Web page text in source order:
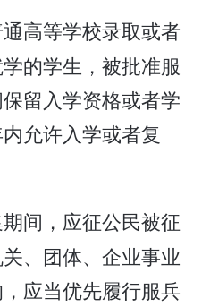
高等学校录取或者
的学生，被批准服
留入学资格或者学
允许入学或者复
间，应征公民被征
、团体、企业事业
应当优先履行服兵